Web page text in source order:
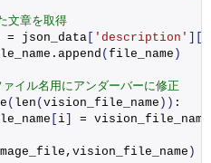
文章を取得
= json_data
'description'
append ( file_name )
イル名用にアンダーバーに修正
( len ( vision_file_name )) :
i = vision_file_name
)